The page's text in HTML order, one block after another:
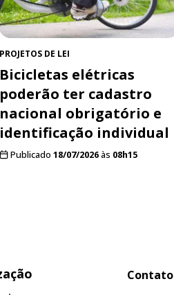
PROJETOS DE LEI
Bicicletas elétricas
poderão ter cadastro
nacional obrigatório e
identificação individual
Publicado 18/07/2026às 08h15
Contato